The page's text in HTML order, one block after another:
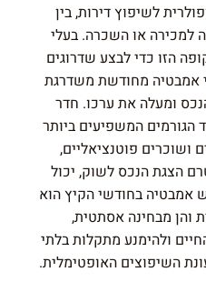
לשיפוץ דירות, בין
למכירה או השכרה. בעלי
הזו כדי לבצע שדרוגים
אמבטיה מחודשת משדרגת
ומעלה את ערכו. חדר
המשפיעים ביותר
ושוכרים פוטנציאליים,
הצגת הנכס לשוק, יכול
אמבטיה בחודשי הקיץ הוא
והן מבחינה אסתטית,
ולהימנע מתקלות בלתי
השיפוצים האופטימלית.